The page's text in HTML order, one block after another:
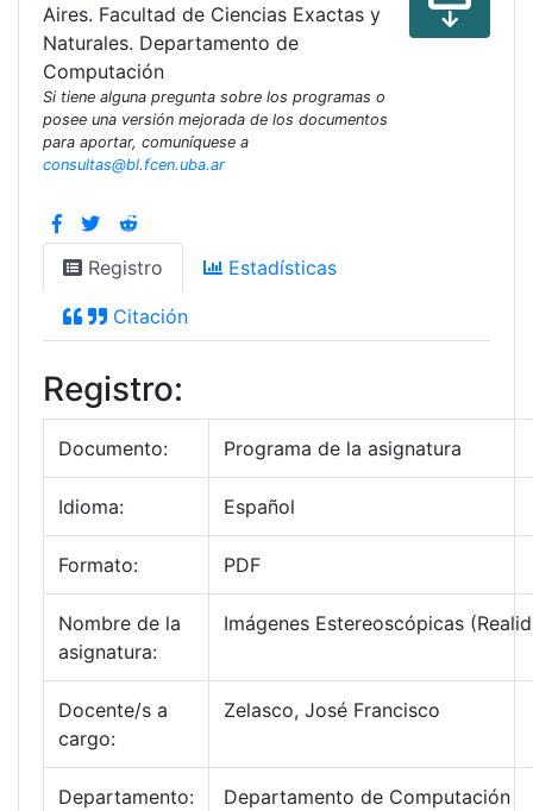
Aires. Facultad de Ciencias Exactas y
Naturales. Departamento de
Computación
Si tiene alguna pregunta sobre los programas o
posee una versión mejorada de los documentos
para aportar, comuníquese a
consultas@bl.fcen.uba.ar
Registro Estadísticas
Citación
Registro:
Documento: Programa de la asignatura
Idioma: Español
Formato: PDF
Nombre de la
asignatura:
Imágenes Estereoscópicas
Docente/s a
cargo:
Zelasco, José Francisco
Departamento: Departamento de Computación